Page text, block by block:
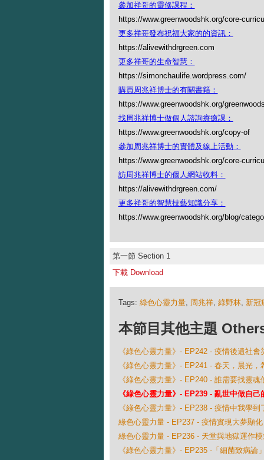
參加祥哥的靈修課程：
https://www.greenwoodshk.org/core-
更多祥哥發布祝福大家的的資訊：
https://alivewithdrgreen.com
更多祥哥的生命智慧：
https://simonchaulife.wordpress.com/
購買周兆祥博士的有關書籍：
https://www.greenwoodshk.org/
找周兆祥博士做個人諮詢療癒課：
https://www.greenwoodshk.org/copy-of
參加周兆祥博士的實體及線上活動：
https://www.greenwoodshk.org/core-
訪周兆祥博士的個人網站收料：
https://alivewithdrgreen.com/
更多祥哥的智慧技藝知識分享：
https://www.greenwoodshk.org/blog/
第一節 Section 1
下載 Download
Tags: 綠色心靈力量, 周兆祥, 綠野林, 新冠
本節目其他主題
《綠色心靈力量》- EP242 - 疫情後遺社會
《綠色心靈力量》- EP241 - 春天，晨光，
《綠色心靈力量》- EP240 - 誰需要找靈魂
《綠色心靈力量》- EP239 - 亂世中做自己
《綠色心靈力量》- EP238 - 疫情中我學到
綠色心靈力量 - EP237 - 疫情實現大夢顯化
綠色心靈力量 - EP236 - 天堂與地獄運作模
《綠色心靈力量》- EP235 -「細菌致病論